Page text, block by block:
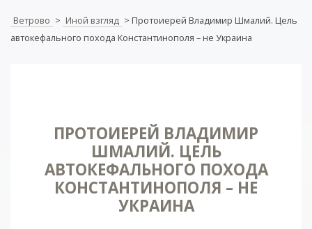
Ветрово > Иной взгляд > Протоиерей Владимир Шмалий. Цель
автокефального похода Константинополя – не Украина
ПРОТОИЕРЕЙ ВЛАДИМИР
ШМАЛИЙ. ЦЕЛЬ
АВТОКЕФАЛЬНОГО ПОХОДА
КОНСТАНТИНОПОЛЯ – НЕ
УКРАИНА